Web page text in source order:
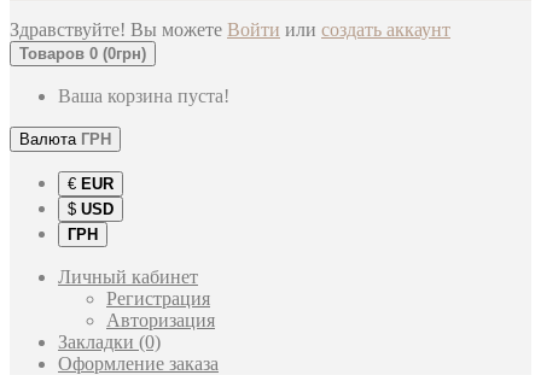
Здравствуйте! Вы можете Войти или создать аккаунт
Товаров 0 (0грн)
Ваша корзина пуста!
Валюта ГРН
€ EUR
$ USD
ГРН
Личный кабинет
Регистрация
Авторизация
Закладки (0)
Оформление заказа